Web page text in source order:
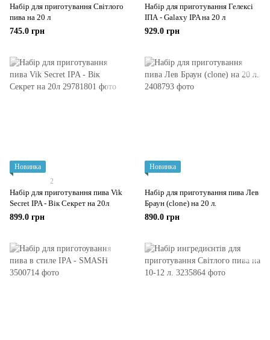
Набір для приготування Світлого
пива на 20 л
745.0 грн
Набір для приготування Гелексі
ІПА - Galaxy IPA на 20 л
929.0 грн
Новинка
2
Набір для приготування пива Vik
Secret IPA - Вік Секрет на 20л
899.0 грн
Новинка
Набір для приготування пива Лев
Браун (clone) на 20 л.
890.0 грн